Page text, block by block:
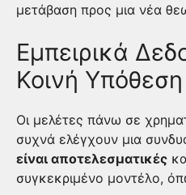
μετάβαση προς μια νέα
Εμπειρικά
Κοινή Υπόθεση
Οι μελέτες πάνω σε
συχνά ελέγχουν μια
είναι αποτελεσματικές
συγκεκριμένο μοντέλο,